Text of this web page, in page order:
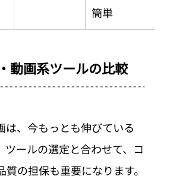
簡単
動画系ツールの比較
は、今もっとも伸びている
ツールの選定と合わせて、コ
質の担保も重要になります。